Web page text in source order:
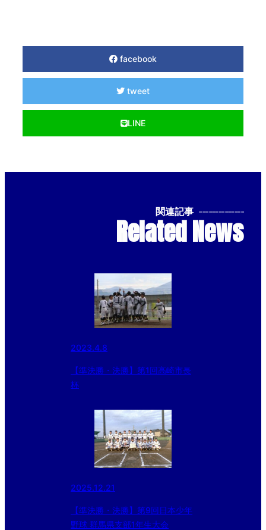
facebook
tweet
LINE
関連記事 --------------
Related News
2023.4.8
【準決勝・決勝】第1回高崎市長
杯
2025.12.21
【準決勝・決勝】第9回日本少年
野球 群馬県支部1年生大会